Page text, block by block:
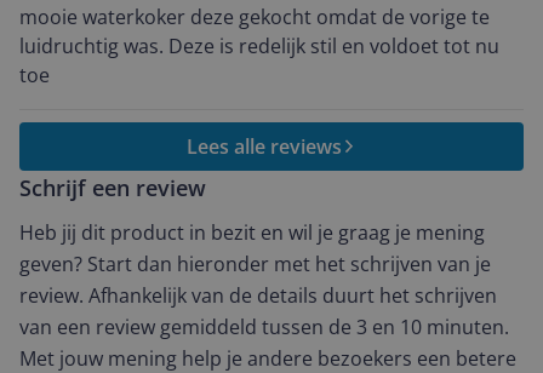
mooie waterkoker deze gekocht omdat de vorige te
luidruchtig was. Deze is redelijk stil en voldoet tot nu
toe
Lees alle reviews
Schrijf een review
Heb jij dit product in bezit en wil je graag je mening
geven? Start dan hieronder met het schrijven van je
review. Afhankelijk van de details duurt het schrijven
van een review gemiddeld tussen de 3 en 10 minuten.
Met jouw mening help je andere bezoekers een betere